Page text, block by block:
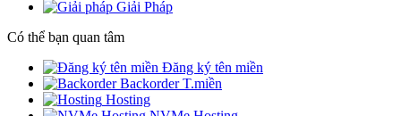
Giải Pháp
Có thể bạn quan tâm
Đăng ký tên miền
Backorder T.miền
Hosting